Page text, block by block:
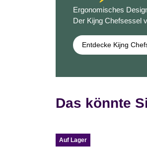
Ergonomisches
Der Kijng Chefsessel
Entdecke Kijng
Das könnte
Auf Lager